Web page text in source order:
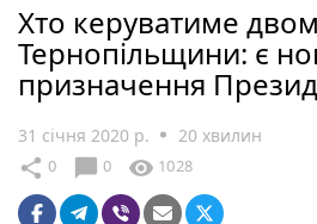
Хто керуватиме
Тернопільщини: є
призначення
31 січня 2020 р. 20 хвилин
share 0 chat_bubble 0 visibility 1028